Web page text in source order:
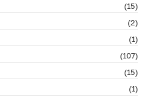
(15)
(2)
(1)
(107)
(15)
(1)